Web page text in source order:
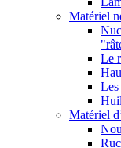
Matériel
Le
Matériel